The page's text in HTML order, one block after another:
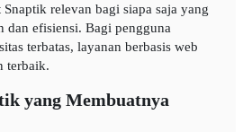
relevan bagi siapa saja yang
dan efisiensi. Bagi pengguna
terbatas, layanan berbasis web
terbaik.
yang Membuatnya